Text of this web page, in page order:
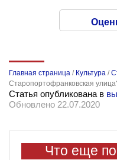
Главная страница / Культура /
Старопортофранковская
Статья опубликована в
Обновлено 22.07.2020
Что еще